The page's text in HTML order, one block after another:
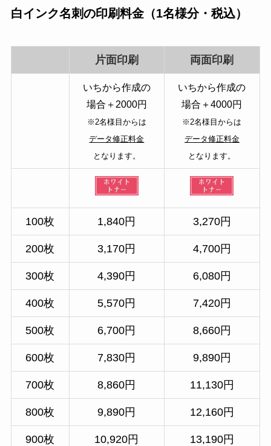
白インク名刺の印刷料金（1名様分・税込）
片面印刷 両面印刷
いちから作成の
場合＋2000円
※2名様目からは
データ修正料金
となります。
いちから作成の
場合＋4000円
※2名様目からは
データ修正料金
となります。
100枚 1,840円 3,270円
200枚 3,170円 4,700円
300枚 4,390円 6,080円
400枚 5,570円 7,420円
500枚 6,700円 8,660円
600枚 7,830円 9,890円
700枚 8,860円 11,130円
800枚 9,890円 12,160円
900枚 10,920円 13,190円